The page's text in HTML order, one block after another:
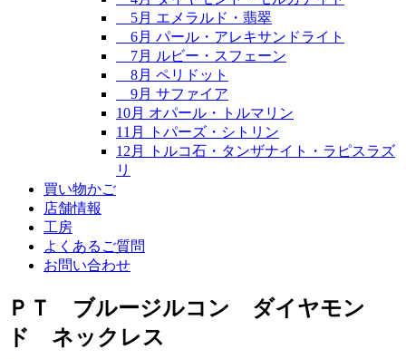
5月 エメラルド・翡翠
6月 パール・アレキサンドライト
7月 ルビー・スフェーン
8月 ペリドット
9月 サファイア
10月 オパール・トルマリン
11月 トパーズ・シトリン
12月 トルコ石・タンザナイト・ラピスラズ
リ
買い物かご
店舗情報
工房
よくあるご質問
お問い合わせ
ＰＴ ブルージルコン ダイヤモン
ド ネックレス